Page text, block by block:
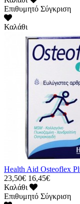
Επιθυμητό Σύγκριση
Καλάθι
Health Aid Osteoflex
23,50€ 16,45€
Καλάθι
Επιθυμητό Σύγκριση